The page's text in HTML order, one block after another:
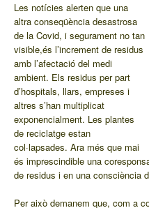
Les notícies alerten que una
altra conseqüència desastrosa
de la Covid, i segurament no tan
visible,és l’increment de residus
amb l’afectació del medi
ambient. Els residus per part
d’hospitals, llars, empreses i
altres s’han multiplicat
exponencialment. Les plantes
de reciclatge estan
col·lapsades. Ara més que mai
és imprescindible una
de residus i en una consciència
Per això demanem que, com a